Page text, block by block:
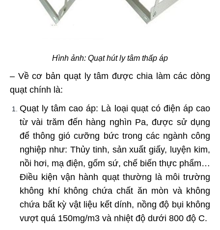
Hình ảnh: Quạt hút ly tâm thấp áp
– Về cơ bản quạt ly tâm được chia làm các dòng
quạt chính là:
Quạt ly tâm cao áp: Là loại quạt có điện áp cao
từ vài trăm đến hàng nghìn Pa, được sử dụng
để thông gió cưỡng bức trong các ngành công
nghiệp như: Thủy tinh, sản xuất giấy, luyện kim,
nồi hơi, mạ điện, gốm sứ, chế biến thực phẩm…
Điều kiện vận hành quạt thường là môi trường
không khí không chứa chất ăn mòn và không
chứa bất kỳ vật liệu kết dính, nồng độ bụi không
vượt quá 150mg/m3 và nhiệt độ dưới 800 độ C.